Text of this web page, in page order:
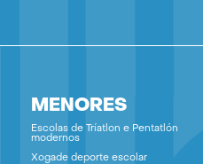
MENORES
Escolas de Tríatlon e Pentatlón
modernos
Xogade deporte escolar